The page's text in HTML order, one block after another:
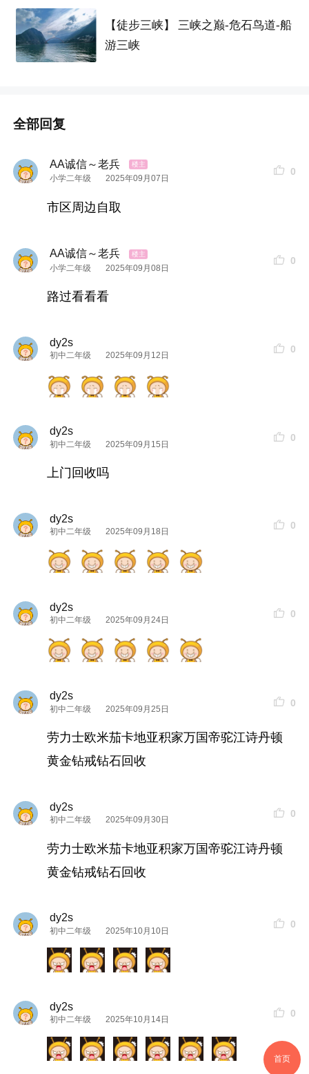
【徒步三峡】 三峡之巅-危石鸟道-船
游三峡
全部回复
AA诚信～老兵
小学二年级 2025年09月07日
0
市区周边自取
AA诚信～老兵
小学二年级 2025年09月08日
0
路过看看看
dy2s
初中二年级 2025年09月12日
0
dy2s
初中二年级 2025年09月15日
0
上门回收吗
dy2s
初中二年级 2025年09月18日
0
dy2s
初中二年级 2025年09月24日
0
dy2s
初中二年级 2025年09月25日
0
劳力士欧米茄卡地亚积家万国帝驼江诗丹顿
黄金钻戒钻石回收
dy2s
初中二年级 2025年09月30日
0
劳力士欧米茄卡地亚积家万国帝驼江诗丹顿
黄金钻戒钻石回收
dy2s
初中二年级 2025年10月10日
0
dy2s
初中二年级 2025年10月14日
0
首页